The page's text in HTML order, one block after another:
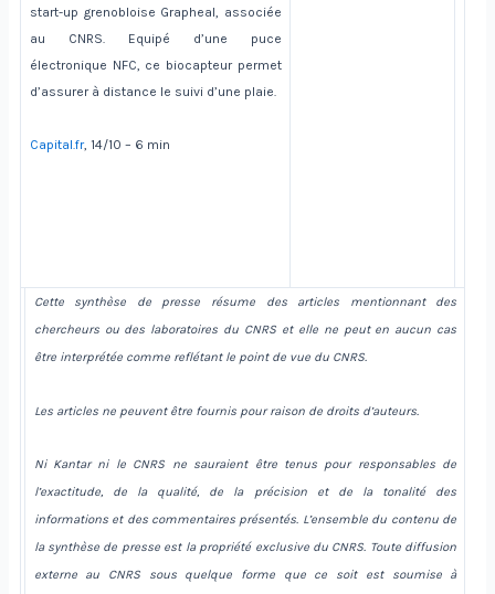
start-up grenobloise Grapheal, associée
au CNRS. Equipé d’une puce
électronique NFC, ce biocapteur permet
d’assurer à distance le suivi d’une plaie.
Capital.fr, 14/10 – 6 min
Cette synthèse de presse résume des articles mentionnant des
chercheurs ou des laboratoires du CNRS et elle ne peut en aucun cas
être interprétée comme reflétant le point de vue du CNRS.
Les articles ne peuvent être fournis pour raison de droits d’auteurs.
Ni Kantar ni le CNRS ne sauraient être tenus pour responsables de
l’exactitude, de la qualité, de la précision et de la tonalité des
informations et des commentaires présentés. L’ensemble du contenu de
la synthèse de presse est la propriété exclusive du CNRS. Toute diffusion
externe au CNRS sous quelque forme que ce soit est soumise à